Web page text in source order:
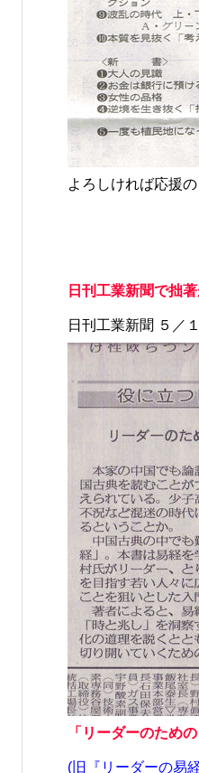
よろしければ応援の
日刊工業新聞で拙
日刊工業新聞 ５／
「リーダーのため
(旧『リーダーの易